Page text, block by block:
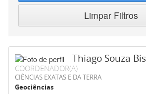
Limpar Filtros
Thiago Souza
COORDENADOR(A)
CIÊNCIAS EXATAS E DA TERRA
Geociências